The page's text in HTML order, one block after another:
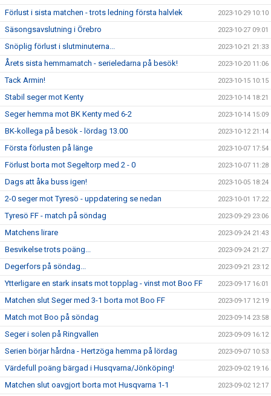
Förlust i sista matchen - trots ledning första halvlek 2023-10-29 10:10
Säsongsavslutning i Örebro 2023-10-27 09:01
Snöplig förlust i slutminuterna... 2023-10-21 21:33
Årets sista hemmamatch - serieledarna på besök! 2023-10-20 11:06
Tack Armin! 2023-10-15 10:15
Stabil seger mot Kenty 2023-10-14 18:21
Seger hemma mot BK Kenty med 6-2 2023-10-14 15:09
BK-kollega på besök - lördag 13.00 2023-10-12 21:14
Första förlusten på länge 2023-10-07 17:54
Förlust borta mot Segeltorp med 2 - 0 2023-10-07 11:28
Dags att åka buss igen! 2023-10-05 18:24
2-0 seger mot Tyresö - uppdatering se nedan 2023-10-01 17:22
Tyresö FF - match på söndag 2023-09-29 23:06
Matchens lirare 2023-09-24 21:43
Besvikelse trots poäng... 2023-09-24 21:27
Degerfors på söndag... 2023-09-21 23:12
Ytterligare en stark insats mot topplag - vinst mot Boo FF 2023-09-17 16:01
Matchen slut Seger med 3-1 borta mot Boo FF 2023-09-17 12:19
Match mot Boo på söndag 2023-09-14 23:58
Seger i solen på Ringvallen 2023-09-09 16:12
Serien börjar hårdna - Hertzöga hemma på lördag 2023-09-07 10:53
Värdefull poäng bärgad i Husqvarna/Jönköping! 2023-09-02 19:16
Matchen slut oavgjort borta mot Husqvarna 1-1 2023-09-02 12:17